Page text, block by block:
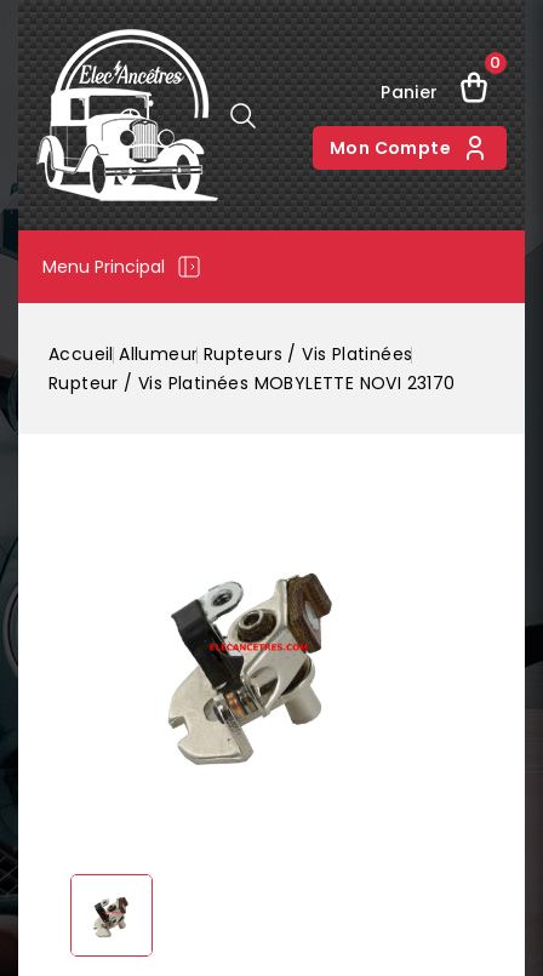
Panier
0
Mon Compte
Menu Principal
Accueil Allumeur Rupteurs / Vis Platinées
Rupteur / Vis Platinées MOBYLETTE NOVI 23170